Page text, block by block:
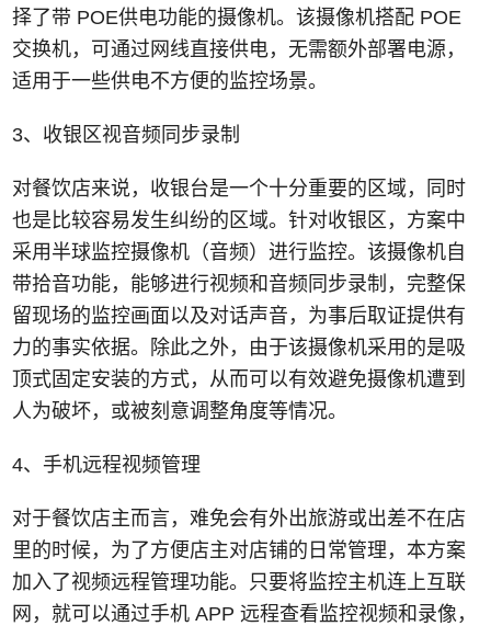
择了带 POE供电功能的摄像机。该摄像机搭配 POE
交换机，可通过网线直接供电，无需额外部署电源，
适用于一些供电不方便的监控场景。
3、收银区视音频同步录制
对餐饮店来说，收银台是一个十分重要的区域，同时
也是比较容易发生纠纷的区域。针对收银区，方案中
采用半球监控摄像机（音频）进行监控。该摄像机自
带拾音功能，能够进行视频和音频同步录制，完整保
留现场的监控画面以及对话声音，为事后取证提供有
力的事实依据。除此之外，由于该摄像机采用的是吸
顶式固定安装的方式，从而可以有效避免摄像机遭到
人为破坏，或被刻意调整角度等情况。
4、手机远程视频管理
对于餐饮店主而言，难免会有外出旅游或出差不在店
里的时候，为了方便店主对店铺的日常管理，本方案
加入了视频远程管理功能。只要将监控主机连上互联
网，就可以通过手机 APP 远程查看监控视频和录像，